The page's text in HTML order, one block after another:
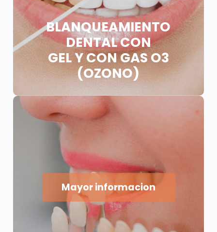
BLANQUEAMIENTO
DENTAL CON
GEL Y CON GAS O3
(OZONO)
Mayor informacion